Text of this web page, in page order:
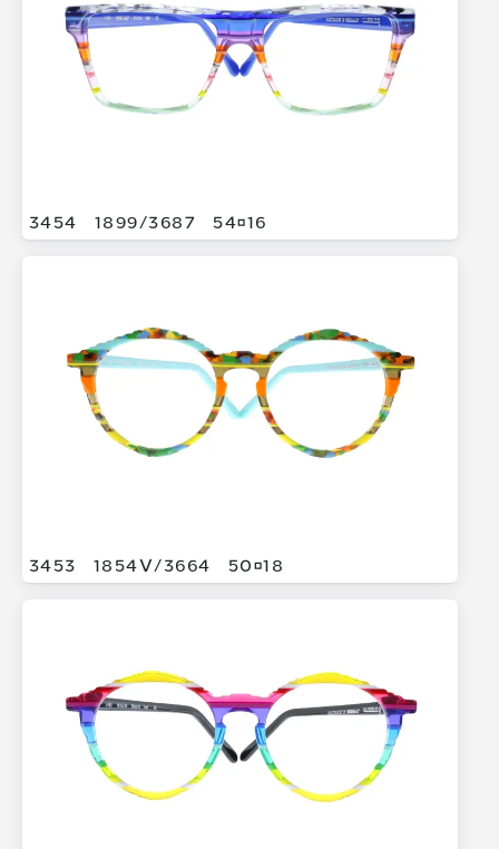
3454 1899/3687 5416
3453 1854V/3664 5018